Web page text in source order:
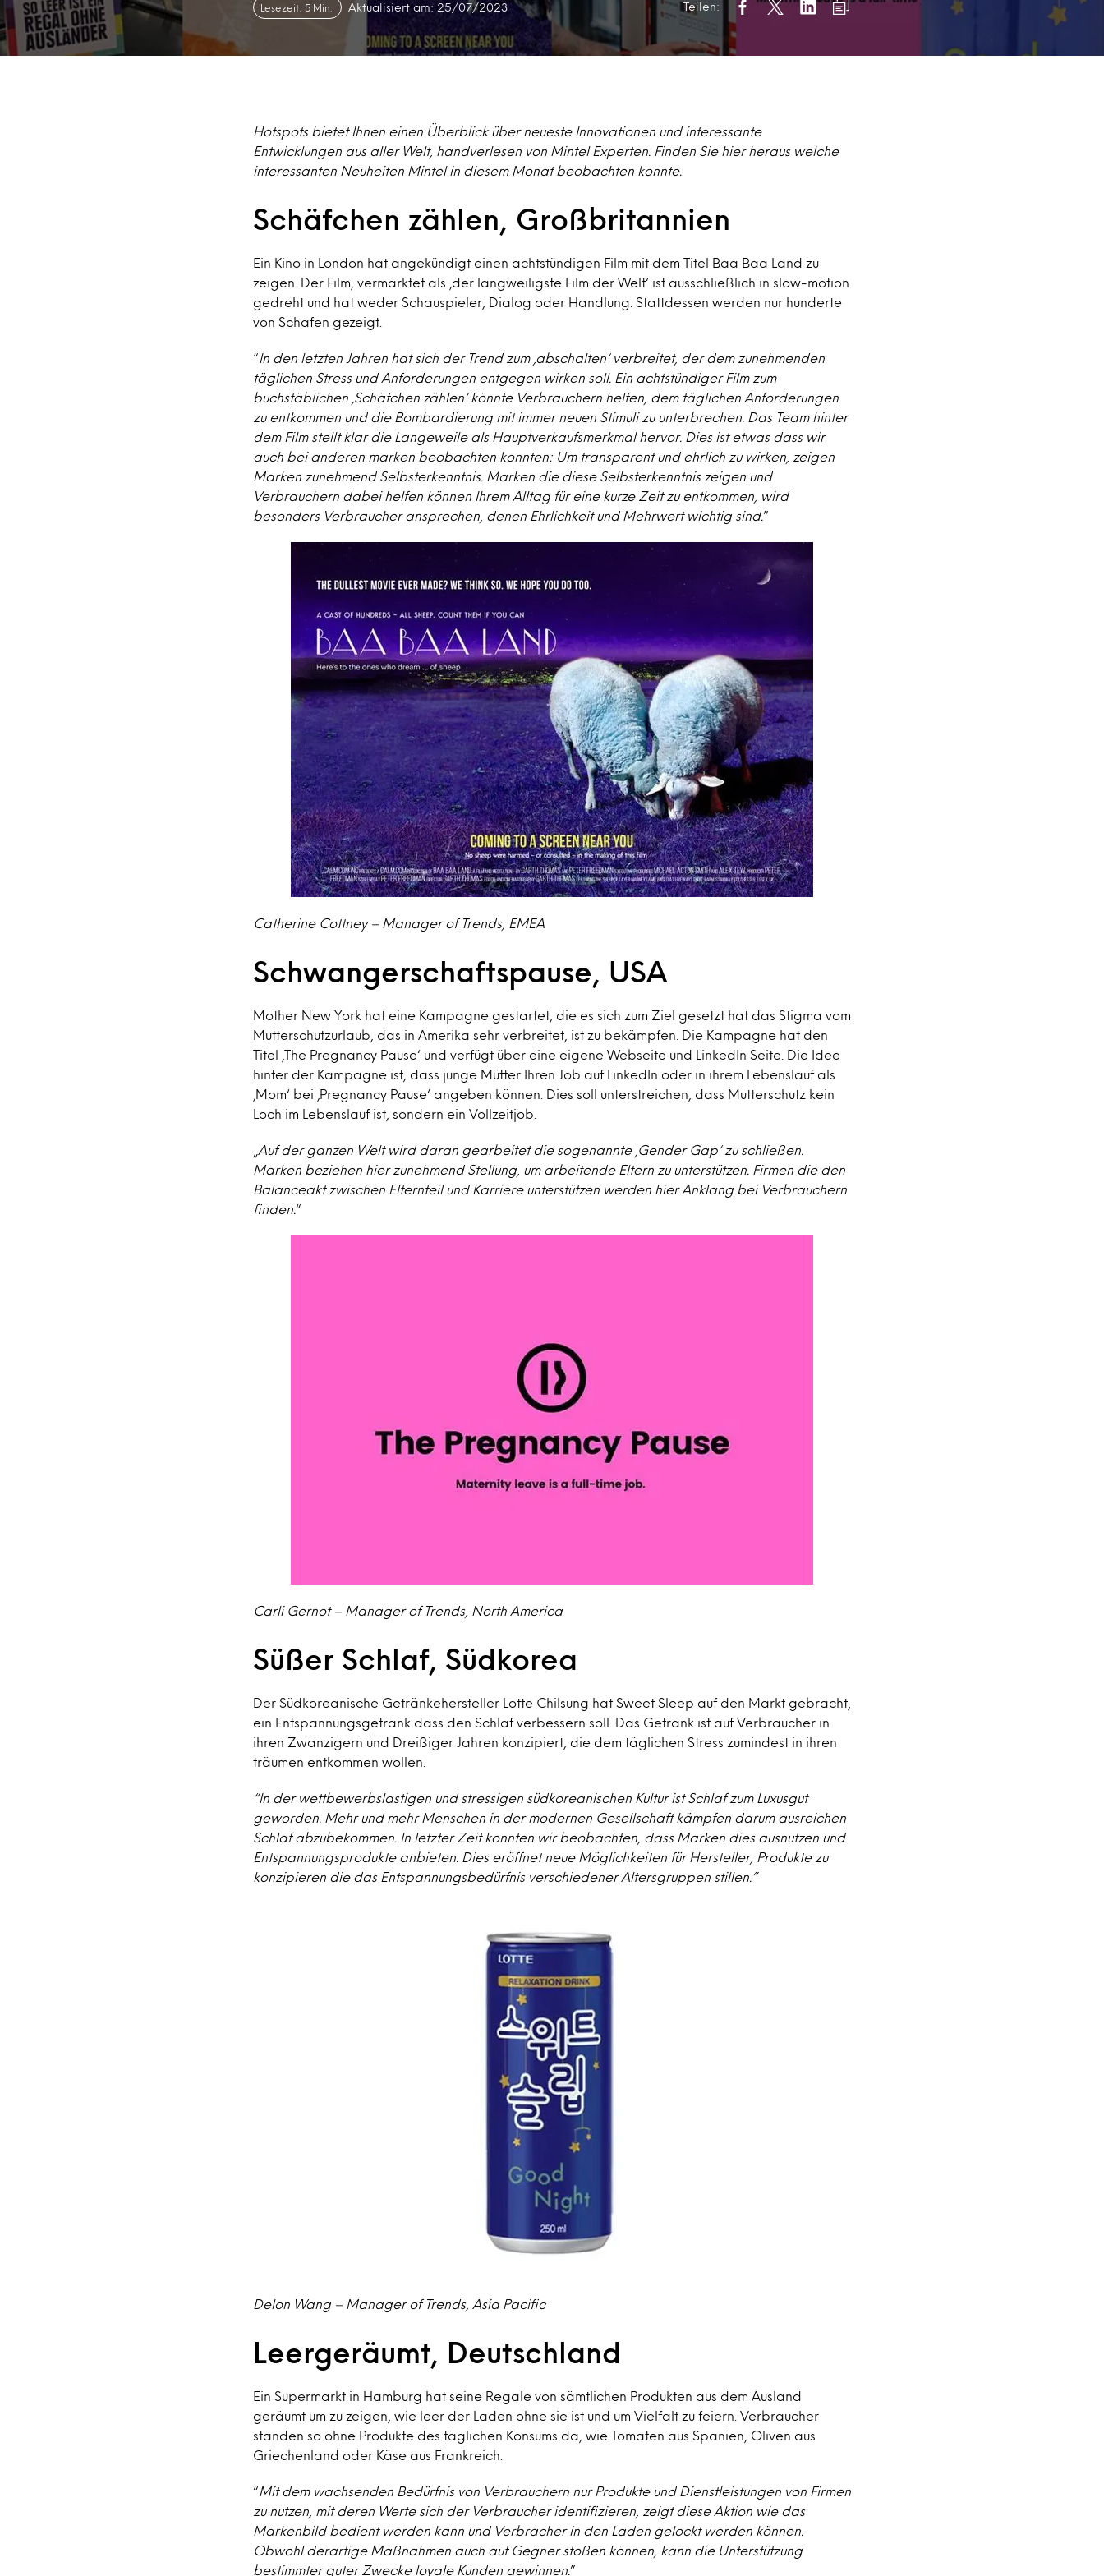
Lesezeit: 5 Min. Aktualisiert am: 25/07/2023 Teilen:
Hotspots bietet Ihnen einen Überblick über neueste Innovationen und interessante
Entwicklungen aus aller Welt, handverlesen von Mintel Experten. Finden Sie hier heraus welche
interessanten Neuheiten Mintel in diesem Monat beobachten konnte.
Schäfchen zählen, Großbritannien
Ein Kino in London hat angekündigt einen achtstündigen Film mit dem Titel Baa Baa Land zu
zeigen. Der Film, vermarktet als ‚der langweiligste Film der Welt‘ ist ausschließlich in slow-motion
gedreht und hat weder Schauspieler, Dialog oder Handlung. Stattdessen werden nur hunderte
von Schafen gezeigt.
“ In den letzten Jahren hat sich der Trend zum ‚abschalten‘ verbreitet, der dem zunehmenden
täglichen Stress und Anforderungen entgegen wirken soll. Ein achtstündiger Film zum
buchstäblichen ‚Schäfchen zählen‘ könnte Verbrauchern helfen, dem täglichen Anforderungen
zu entkommen und die Bombardierung mit immer neuen Stimuli zu unterbrechen. Das Team hinter
dem Film stellt klar die Langeweile als Hauptverkaufsmerkmal hervor. Dies ist etwas dass wir
auch bei anderen marken beobachten konnten: Um transparent und ehrlich zu wirken, zeigen
Marken zunehmend Selbsterkenntnis. Marken die diese Selbsterkenntnis zeigen und
Verbrauchern dabei helfen können Ihrem Alltag für eine kurze Zeit zu entkommen, wird
besonders Verbraucher ansprechen, denen Ehrlichkeit und Mehrwert wichtig sind. ”
Catherine Cottney – Manager of Trends, EMEA
Schwangerschaftspause, USA
Mother New York hat eine Kampagne gestartet, die es sich zum Ziel gesetzt hat das Stigma vom
Mutterschutzurlaub, das in Amerika sehr verbreitet, ist zu bekämpfen. Die Kampagne hat den
Titel ‚The Pregnancy Pause‘ und verfügt über eine eigene Webseite und LinkedIn Seite. Die Idee
hinter der Kampagne ist, dass junge Mütter Ihren Job auf LinkedIn oder in ihrem Lebenslauf als
‚Mom‘ bei ‚Pregnancy Pause‘ angeben können. Dies soll unterstreichen, dass Mutterschutz kein
Loch im Lebenslauf ist, sondern ein Vollzeitjob.
Auf der ganzen Welt wird daran gearbeitet die sogenannte ‚Gender Gap‘ zu schließen.
Marken beziehen hier zunehmend Stellung, um arbeitende Eltern zu unterstützen. Firmen die den
Balanceakt zwischen Elternteil und Karriere unterstützen werden hier Anklang bei Verbrauchern
finden. “
Carli Gernot – Manager of Trends, North America
Süßer Schlaf, Südkorea
Der Südkoreanische Getränkehersteller Lotte Chilsung hat Sweet Sleep auf den Markt gebracht,
ein Entspannungsgetränk dass den Schlaf verbessern soll. Das Getränk ist auf Verbraucher in
ihren Zwanzigern und Dreißiger Jahren konzipiert, die dem täglichen Stress zumindest in ihren
träumen entkommen wollen.
“In der wettbewerbslastigen und stressigen südkoreanischen Kultur ist Schlaf zum Luxusgut
geworden. Mehr und mehr Menschen in der modernen Gesellschaft kämpfen darum ausreichen
Schlaf abzubekommen. In letzter Zeit konnten wir beobachten, dass Marken dies ausnutzen und
Entspannungsprodukte anbieten. Dies eröffnet neue Möglichkeiten für Hersteller, Produkte zu
konzipieren die das Entspannungsbedürfnis verschiedener Altersgruppen stillen.”
Delon Wang – Manager of Trends, Asia Pacific
Leergeräumt, Deutschland
Ein Supermarkt in Hamburg hat seine Regale von sämtlichen Produkten aus dem Ausland
geräumt um zu zeigen, wie leer der Laden ohne sie ist und um Vielfalt zu feiern. Verbraucher
standen so ohne Produkte des täglichen Konsums da, wie Tomaten aus Spanien, Oliven aus
Griechenland oder Käse aus Frankreich.
“ Mit dem wachsenden Bedürfnis von Verbrauchern nur Produkte und Dienstleistungen von Firmen
zu nutzen, mit deren Werte sich der Verbraucher identifizieren, zeigt diese Aktion wie das
Markenbild bedient werden kann und Verbracher in den Laden gelockt werden können.
Obwohl derartige Maßnahmen auch auf Gegner stoßen können, kann die Unterstützung
bestimmter guter Zwecke loyale Kunden gewinnen. ”